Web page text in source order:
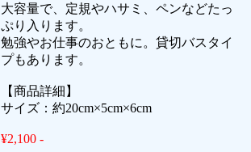
大容量で、定規やハサミ、ペンなどたっ
ぷり入ります。
勉強やお仕事のおともに。貸切バスタイ
プもあります。
【商品詳細】
サイズ：約20cm×5cm×6cm
¥2,100 -